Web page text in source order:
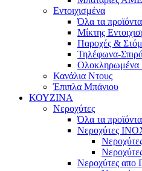
Εντοιχισμένα
Όλα τα προϊόντα
Μίκτης
Παροχές &
Τηλέφωνα-
Ολοκληρωμένα
Κανάλια Ντους
Έπιπλα Μπάνιου
ΚΟΥΖΙΝΑ
Νεροχύτες
Όλα τα προϊόντα
Νεροχύτες
Νεροχύτες απο